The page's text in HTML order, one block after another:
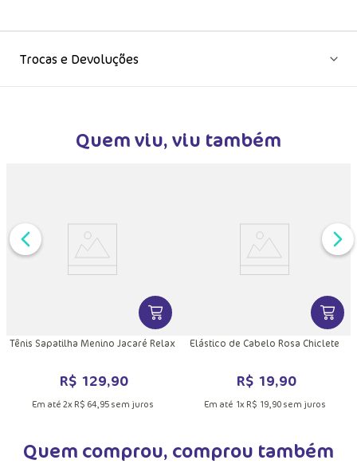
Trocas e Devoluções
Quem viu, viu também
INFORMAÇÕES DO PRODUTOVER MAIS INFORMAÇÕES DO
Tênis Sapatilha Menino Jacaré Relax
R$ 129,90
Em até 2x R$ 64,95sem juros
VER
Elástico de Cabelo Rosa Chiclete
R$ 19,90
Em até 1x R$ 19,90sem juros
Quem comprou, comprou também